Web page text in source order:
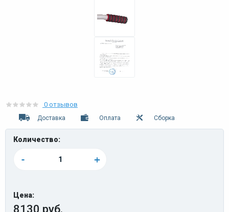
0 отзывов
Доставка Оплата Сборка
Количество:
- +
Цена:
8130 руб.